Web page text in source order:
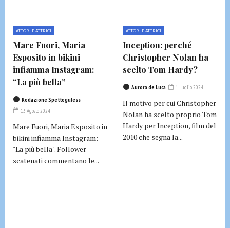
ATTORI E ATTRICI
Mare Fuori, Maria
Esposito in bikini
infiamma Instagram:
“La più bella”
Redazione Spetteguless
13 Agosto 2024
Mare Fuori, Maria Esposito in
bikini infiamma Instagram:
"La più bella". Follower
scatenati commentano le...
ATTORI E ATTRICI
Inception: perché
Christopher Nolan ha
scelto Tom Hardy?
Aurora de Luca 1 Luglio 2024
Il motivo per cui Christopher
Nolan ha scelto proprio Tom
Hardy per Inception, film del
2010 che segna la...